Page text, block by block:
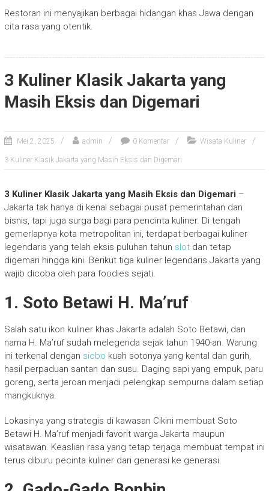
Restoran ini menyajikan berbagai hidangan khas Jawa dengan
cita rasa yang otentik.
3 Kuliner Klasik Jakarta yang
Masih Eksis dan Digemari
Mei 2, 2025 admin 0 Komentar Wisata Kuliner
3 Kuliner Klasik Jakarta yang Masih Eksis dan Digemari
3 Kuliner Klasik Jakarta yang Masih Eksis dan Digemari –
Jakarta tak hanya di kenal sebagai pusat pemerintahan dan
bisnis, tapi juga surga bagi para pencinta kuliner. Di tengah
gemerlapnya kota metropolitan ini, terdapat berbagai kuliner
legendaris yang telah eksis puluhan tahun slotdan tetap
digemari hingga kini. Berikut tiga kuliner legendaris Jakarta yang
wajib dicoba oleh para foodies sejati.
1. Soto Betawi H. Ma’ruf
Salah satu ikon kuliner khas Jakarta adalah Soto Betawi, dan
nama H. Ma’ruf sudah melegenda sejak tahun 1940-an. Warung
ini terkenal dengan sicbo kuah sotonya yang kental dan gurih,
hasil perpaduan santan dan susu. Daging sapi yang empuk, paru
goreng, serta jeroan menjadi pelengkap sempurna dalam setiap
mangkuknya.
Lokasinya yang strategis di kawasan Cikini membuat Soto
Betawi H. Ma’ruf menjadi favorit warga Jakarta maupun
wisatawan. Keaslian rasa yang tetap terjaga membuat tempat ini
terus diburu pecinta kuliner dari generasi ke generasi.